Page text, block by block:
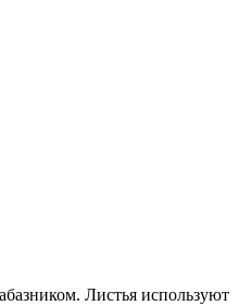
Листья используют